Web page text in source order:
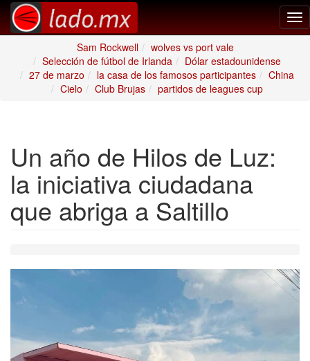
Sam Rockwell
wolves vs port vale
Selección de fútbol de Irlanda
Dólar estadounidense
27 de marzo
la casa de los famosos participantes
China
Cielo
Club Brujas partidos de leagues cup
Un año de Hilos de Luz:
la iniciativa ciudadana
que abriga a Saltillo